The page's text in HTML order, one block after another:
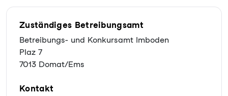
Zuständiges Betreibungsamt
Betreibungs- und Konkursamt Imboden
Plaz 7
7013 Domat/Ems
Kontakt